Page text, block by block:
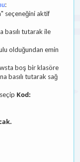
:
seçeneğini aktif
basılı tutarak ile
olduğundan emin
boş bir klasöre
basılı tutarak sağ
Kod: